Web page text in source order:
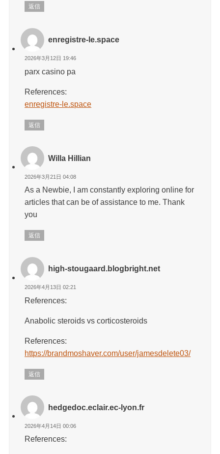
返信
enregistre-le.space
2026年3月12日 19:46
parx casino pa
References:
enregistre-le.space
返信
Willa Hillian
2026年3月21日 04:08
As a Newbie, I am constantly exploring online for
articles that can be of assistance to me. Thank
you
返信
high-stougaard.blogbright.net
2026年4月13日 02:21
References:
Anabolic steroids vs corticosteroids
References:
https://brandmoshaver.com/user/jamesdelete03/
返信
hedgedoc.eclair.ec-lyon.fr
2026年4月14日 00:06
References: